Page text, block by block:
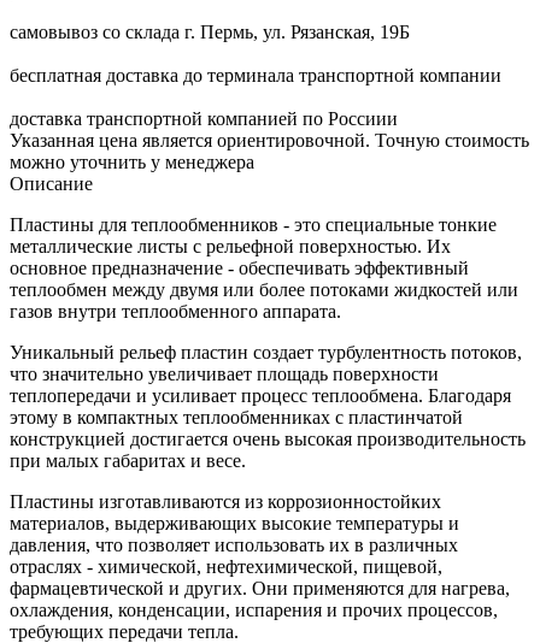
самовывоз со склада г. Пермь, ул. Рязанская, 19Б
бесплатная доставка до терминала транспортной компании
доставка транспортной компанией по Россиии
Указанная цена является ориентировочной. Точную стоимость
можно уточнить у менеджера
Описание
Пластины для теплообменников - это специальные тонкие
металлические листы с рельефной поверхностью. Их
основное предназначение - обеспечивать эффективный
теплообмен между двумя или более потоками жидкостей или
газов внутри теплообменного аппарата.
Уникальный рельеф пластин создает турбулентность потоков,
что значительно увеличивает площадь поверхности
теплопередачи и усиливает процесс теплообмена. Благодаря
этому в компактных теплообменниках с пластинчатой
конструкцией достигается очень высокая производительность
при малых габаритах и весе.
Пластины изготавливаются из коррозионностойких
материалов, выдерживающих высокие температуры и
давления, что позволяет использовать их в различных
отраслях - химической, нефтехимической, пищевой,
фармацевтической и других. Они применяются для нагрева,
охлаждения, конденсации, испарения и прочих процессов,
требующих передачи тепла.